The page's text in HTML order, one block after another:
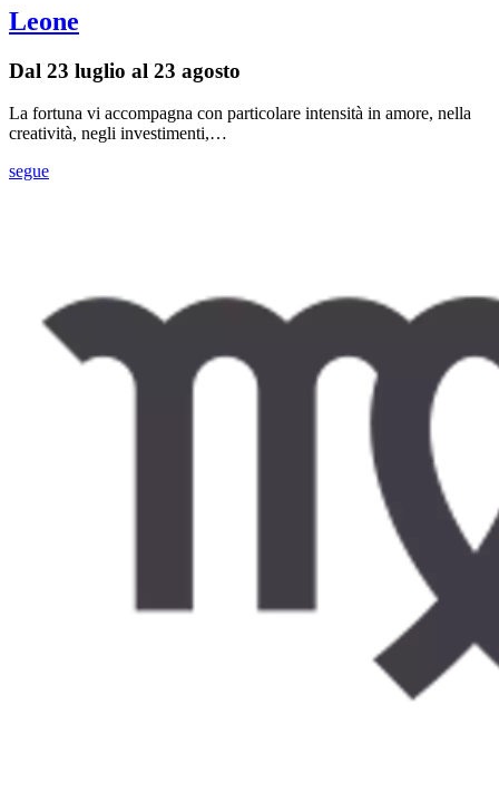
Leone
Dal 23 luglio al 23 agosto
La fortuna vi accompagna con particolare intensità in amore, nella
creatività, negli investimenti,…
segue